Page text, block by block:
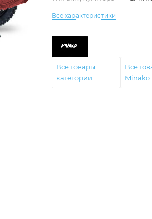
Все характеристики
Все товары
категории
Все
Minako